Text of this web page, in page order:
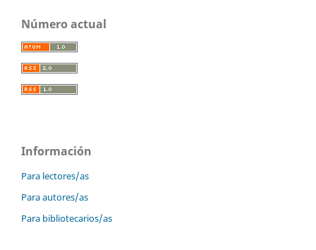
Número actual
Información
Para lectores/as
Para autores/as
Para bibliotecarios/as